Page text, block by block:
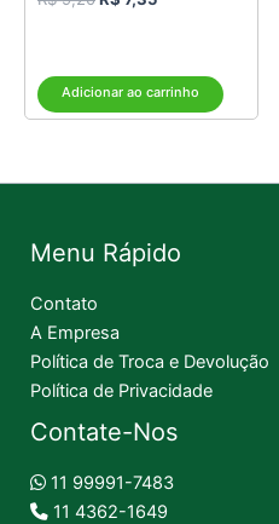
Adicionar ao carrinho
Menu Rápido
Contato
A Empresa
Política de Troca e Devolução
Política de Privacidade
Contate-Nos
11 99991-7483
11 4362-1649